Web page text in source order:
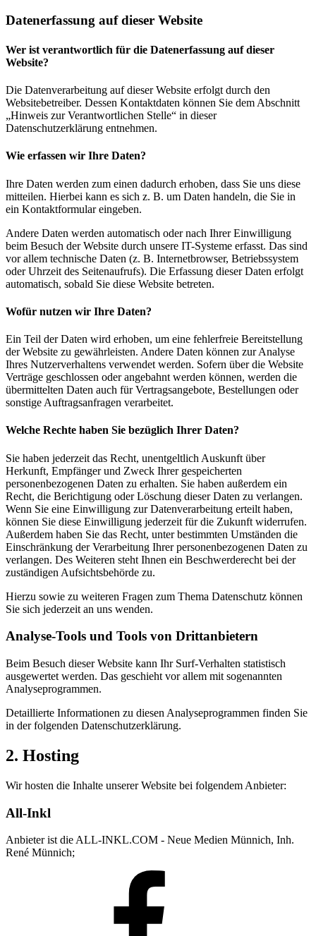
Datenerfassung auf dieser Website
Wer ist verantwortlich für die Datenerfassung auf dieser
Website?
Die Datenverarbeitung auf dieser Website erfolgt durch den
Websitebetreiber. Dessen Kontaktdaten können Sie dem Abschnitt
„Hinweis zur Verantwortlichen Stelle“ in dieser
Datenschutzerklärung entnehmen.
Wie erfassen wir Ihre Daten?
Ihre Daten werden zum einen dadurch erhoben, dass Sie uns diese
mitteilen. Hierbei kann es sich z. B. um Daten handeln, die Sie in
ein Kontaktformular eingeben.
Andere Daten werden automatisch oder nach Ihrer Einwilligung
beim Besuch der Website durch unsere IT-Systeme erfasst. Das sind
vor allem technische Daten (z. B. Internetbrowser, Betriebssystem
oder Uhrzeit des Seitenaufrufs). Die Erfassung dieser Daten erfolgt
automatisch, sobald Sie diese Website betreten.
Wofür nutzen wir Ihre Daten?
Ein Teil der Daten wird erhoben, um eine fehlerfreie Bereitstellung
der Website zu gewährleisten. Andere Daten können zur Analyse
Ihres Nutzerverhaltens verwendet werden. Sofern über die Website
Verträge geschlossen oder angebahnt werden können, werden die
übermittelten Daten auch für Vertragsangebote, Bestellungen oder
sonstige Auftragsanfragen verarbeitet.
Welche Rechte haben Sie bezüglich Ihrer Daten?
Sie haben jederzeit das Recht, unentgeltlich Auskunft über
Herkunft, Empfänger und Zweck Ihrer gespeicherten
personenbezogenen Daten zu erhalten. Sie haben außerdem ein
Recht, die Berichtigung oder Löschung dieser Daten zu verlangen.
Wenn Sie eine Einwilligung zur Datenverarbeitung erteilt haben,
können Sie diese Einwilligung jederzeit für die Zukunft widerrufen.
Außerdem haben Sie das Recht, unter bestimmten Umständen die
Einschränkung der Verarbeitung Ihrer personenbezogenen Daten zu
verlangen. Des Weiteren steht Ihnen ein Beschwerderecht bei der
zuständigen Aufsichtsbehörde zu.
Hierzu sowie zu weiteren Fragen zum Thema Datenschutz können
Sie sich jederzeit an uns wenden.
Analyse-Tools und Tools von Dritt­anbietern
Beim Besuch dieser Website kann Ihr Surf-Verhalten statistisch
ausgewertet werden. Das geschieht vor allem mit sogenannten
Analyseprogrammen.
Detaillierte Informationen zu diesen Analyseprogrammen finden Sie
in der folgenden Datenschutzerklärung.
2. Hosting
Wir hosten die Inhalte unserer Website bei folgendem Anbieter:
All-Inkl
Anbieter ist die ALL-INKL.COM - Neue Medien Münnich, Inh.
René Münnich;